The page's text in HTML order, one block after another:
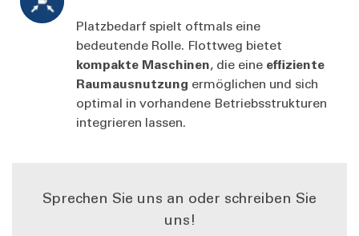
Platzbedarf spielt oftmals eine
bedeutende Rolle. Flottweg bietet
kompakte Maschinen, die eine effiziente
Raumausnutzung ermöglichen und sich
optimal in vorhandene Betriebsstrukturen
integrieren lassen.
Sprechen Sie uns an oder schreiben Sie
uns!